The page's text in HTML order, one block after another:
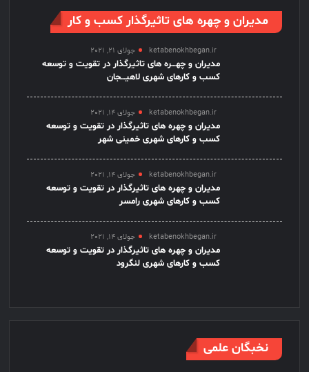
مدیران و چهره های تاثیرگذار کسب و کار
ketabenokhbegan.ir جولای 21, 2021
مدیران و چهـــره های تاثیرگذار در تقویت و توسعه
کسب و کارهای شهری لاهیـــجان
ketabenokhbegan.ir جولای 14, 2021
مدیران و چهره های تاثیرگذار در تقویت و توسعه
کسب و کارهای شهری خمینی شهر
ketabenokhbegan.ir جولای 14, 2021
مدیران و چهره های تاثیرگذار در تقویت و توسعه
کسب و کارهای شهری رامسر
ketabenokhbegan.ir جولای 14, 2021
مدیران و چهره های تاثیرگذار در تقویت و توسعه
کسب و کارهای شهری لنگرود
نخبگان علمی